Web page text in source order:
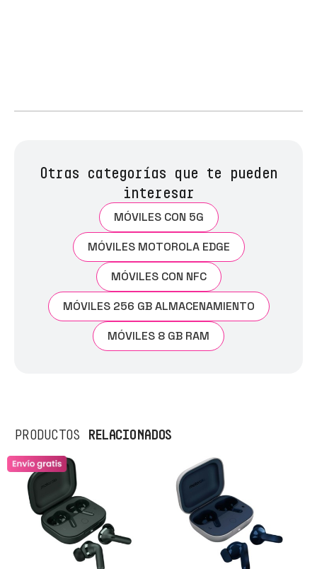
Otras categorías que te pueden
interesar
MÓVILES CON 5G
MÓVILES MOTOROLA EDGE
MÓVILES CON NFC
MÓVILES 256 GB ALMACENAMIENTO
MÓVILES 8 GB RAM
PRODUCTOS RELACIONADOS